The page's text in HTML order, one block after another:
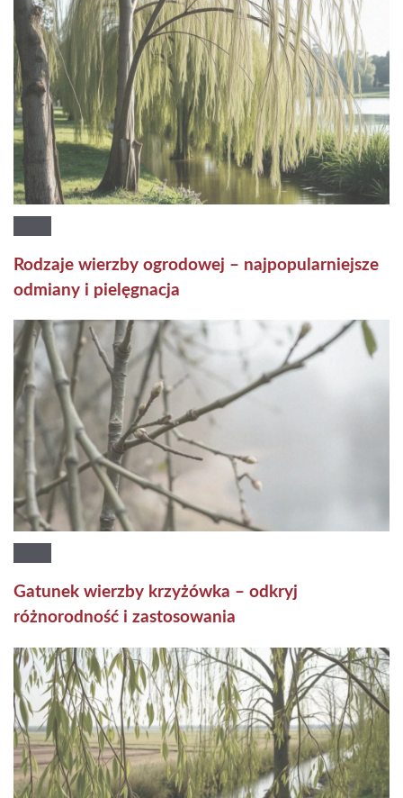
Rodzaje wierzby ogrodowej – najpopularniejsze
odmiany i pielęgnacja
Gatunek wierzby krzyżówka – odkryj
różnorodność i zastosowania